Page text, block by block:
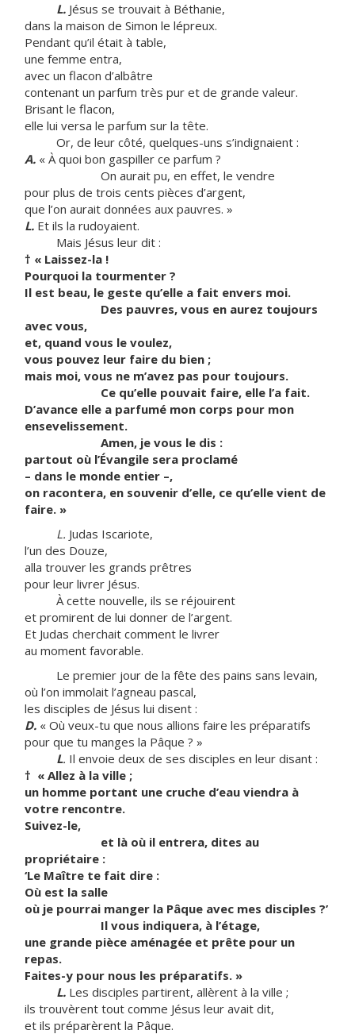
L. Jésus se trouvait à Béthanie,
dans la maison de Simon le lépreux.
Pendant qu’il était à table,
une femme entra,
avec un flacon d’albâtre
contenant un parfum très pur et de grande valeur.
Brisant le flacon,
elle lui versa le parfum sur la tête.
Or, de leur côté, quelques-uns s’indignaient :
A. « À quoi bon gaspiller ce parfum ?
On aurait pu, en effet, le vendre
pour plus de trois cents pièces d’argent,
que l’on aurait données aux pauvres. »
L. Et ils la rudoyaient.
Mais Jésus leur dit :
† « Laissez-la !
Pourquoi la tourmenter ?
Il est beau, le geste qu’elle a fait envers moi.
Des pauvres, vous en aurez toujours
avec vous,
et, quand vous le voulez,
vous pouvez leur faire du bien ;
mais moi, vous ne m’avez pas pour toujours.
Ce qu’elle pouvait faire, elle l’a fait.
D’avance elle a parfumé mon corps pour mon
ensevelissement.
Amen, je vous le dis :
partout où l’Évangile sera proclamé
– dans le monde entier –,
on racontera, en souvenir d’elle, ce qu’elle vient de
faire. »
L. Judas Iscariote,
l’un des Douze,
alla trouver les grands prêtres
pour leur livrer Jésus.
À cette nouvelle, ils se réjouirent
et promirent de lui donner de l’argent.
Et Judas cherchait comment le livrer
au moment favorable.
Le premier jour de la fête des pains sans levain,
où l’on immolait l’agneau pascal,
les disciples de Jésus lui disent :
D. « Où veux-tu que nous allions faire les préparatifs
pour que tu manges la Pâque ? »
L. Il envoie deux de ses disciples en leur disant :
† « Allez à la ville ;
un homme portant une cruche d’eau viendra à
votre rencontre.
Suivez-le,
et là où il entrera, dites au
propriétaire :
‘Le Maître te fait dire :
Où est la salle
où je pourrai manger la Pâque avec mes disciples ?’
Il vous indiquera, à l’étage,
une grande pièce aménagée et prête pour un
repas.
Faites-y pour nous les préparatifs. »
L. Les disciples partirent, allèrent à la ville ;
ils trouvèrent tout comme Jésus leur avait dit,
et ils préparèrent la Pâque.